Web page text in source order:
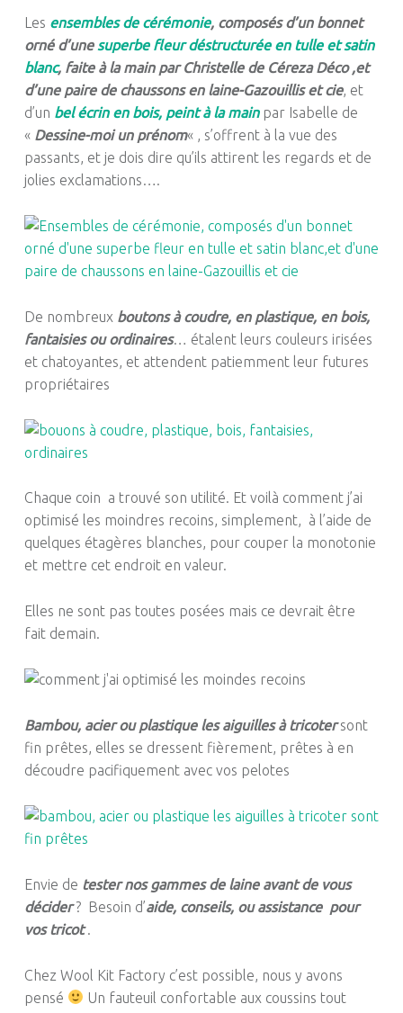
Les ensembles de cérémonie, composés d’un bonnet
orné d’une superbe fleur déstructurée en tulle et satin
blanc, faite à la main par Christelle de Céreza Déco ,et
d’une paire de chaussons en laine-Gazouillis et cie, et
d’un bel écrin en bois, peint à la main par Isabelle de
« Dessine-moi un prénom« , s’offrent à la vue des
passants, et je dois dire qu’ils attirent les regards et de
jolies exclamations….
De nombreux boutons à coudre, en plastique, en bois,
fantaisies ou ordinaires… étalent leurs couleurs irisées
et chatoyantes, et attendent patiemment leur futures
propriétaires
Chaque coin a trouvé son utilité. Et voilà comment j’ai
optimisé les moindres recoins, simplement, à l’aide de
quelques étagères blanches, pour couper la monotonie
et mettre cet endroit en valeur.
Elles ne sont pas toutes posées mais ce devrait être
fait demain.
Bambou, acier ou plastique les aiguilles à tricoter sont
fin prêtes, elles se dressent fièrement, prêtes à en
découdre pacifiquement avec vos pelotes
Envie de tester nos gammes de laine avant de vous
décider? Besoin d’aide, conseils, ou assistance pour
vos tricot.
Chez Wool Kit Factory c’est possible, nous y avons
pensé
Un fauteuil confortable aux coussins tout